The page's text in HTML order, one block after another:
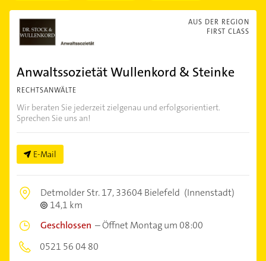
AUS DER REGION
FIRST CLASS
Anwaltssozietät Wullenkord & Steinke
RECHTSANWÄLTE
Wir beraten Sie jederzeit zielgenau und erfolgsorientiert.
Sprechen Sie uns an!
E-Mail
Detmolder Str. 17,33604 Bielefeld (Innenstadt)
14,1 km
Geschlossen –Öffnet Montag um 08:00
0521 56 04 80